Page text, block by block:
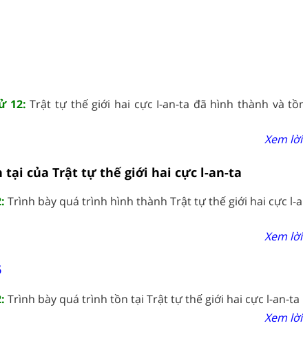
12:Trật tự thế giới hai cực I-an-ta đã hình thành và
Xem
tại của Trật tự thế giới hai cực l-an-ta
Trình bày quá trình hình thành Trật tự thế giới hai cực l-
Xem
Trình bày quá trình tồn tại Trật tự thế giới hai cực l-an-ta
Xem